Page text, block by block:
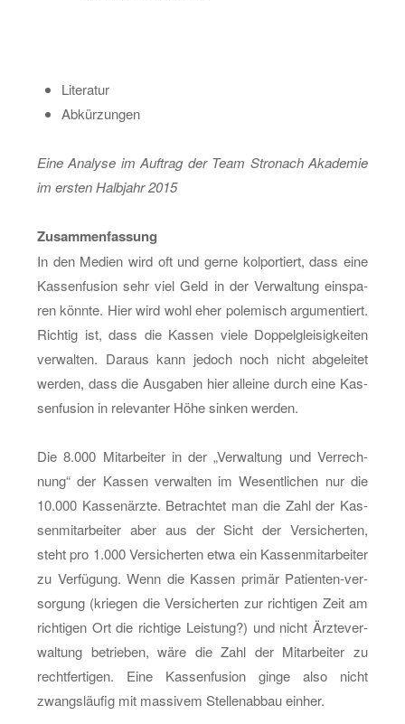
Li­te­ra­tur
Ab­kür­zun­gen
Eine Ana­ly­se im Auf­trag der Team Stro­nach Aka­de­mie
im ers­ten Halb­jahr 2015
Zu­sam­men­fas­sung
In den Me­di­en wird oft und gerne kol­por­tiert, dass eine
Kas­sen­fu­si­on sehr viel Geld in der Ver­wal­tung ein­spa­
ren könn­te. Hier wird wohl eher po­le­misch ar­gu­men­tiert.
Rich­tig ist, dass die Kas­sen viele Dop­pel­glei­sig­kei­ten
ver­wal­ten. Dar­aus kann je­doch noch nicht ab­ge­lei­tet
wer­den, dass die Aus­ga­ben hier al­lei­ne durch eine Kas­
sen­fu­si­on in re­le­van­ter Höhe sin­ken wer­den.
Die 8.000 Mit­ar­bei­ter in der „Ver­wal­tung und Ver­rech­
nung“ der Kas­sen ver­wal­ten im We­sent­li­chen nur die
10.000 Kas­sen­ärz­te. Be­trach­tet man die Zahl der Kas­
sen­mit­ar­bei­ter aber aus der Sicht der Ver­si­cher­ten,
steht pro 1.000 Ver­si­cher­ten etwa ein Kas­sen­mit­ar­bei­ter
zu Ver­fü­gung. Wenn die Kas­sen pri­mär Pa­ti­en­ten-ver­
sor­gung (krie­gen die Ver­si­cher­ten zur rich­ti­gen Zeit am
rich­ti­gen Ort die rich­ti­ge Leis­tung?) und nicht Ärz­te­ver­
wal­tung be­trie­ben, wäre die Zahl der Mit­ar­bei­ter zu
recht­fer­ti­gen. Eine Kas­sen­fu­si­on ginge also nicht
zwangs­läu­fig mit mas­si­vem Stel­len­ab­bau ein­her.